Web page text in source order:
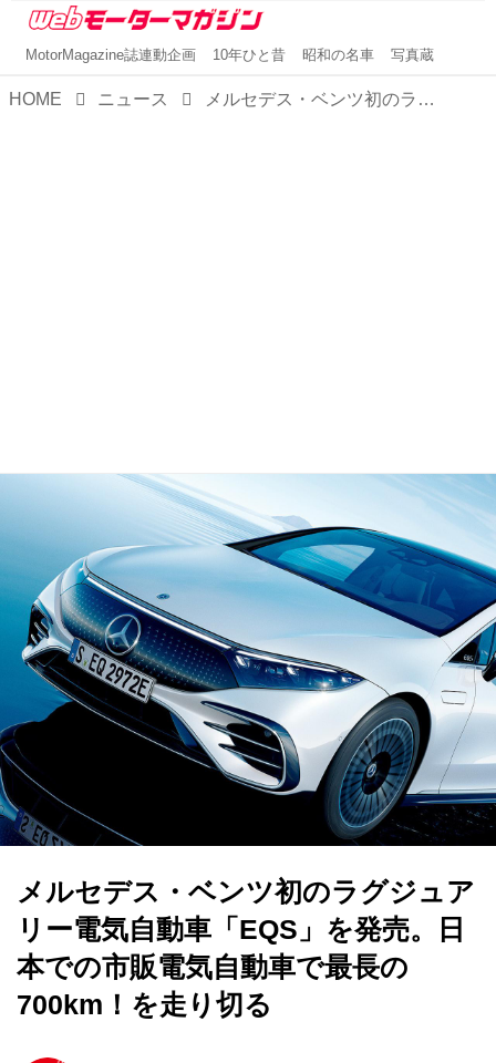
MotorMagazine誌連動企画 10年ひと昔 昭和の名車 写真蔵
HOME ニュース メルセデス・ベンツ初のラグジュアリー電気自動車「EQS」を発売。日本での市販電気自動車で最長の700km！を走り切る
メルセデス・ベンツ初のラグジュア
リー電気自動車「EQS」を発売。日
本での市販電気自動車で最長の
700km！を走り切る